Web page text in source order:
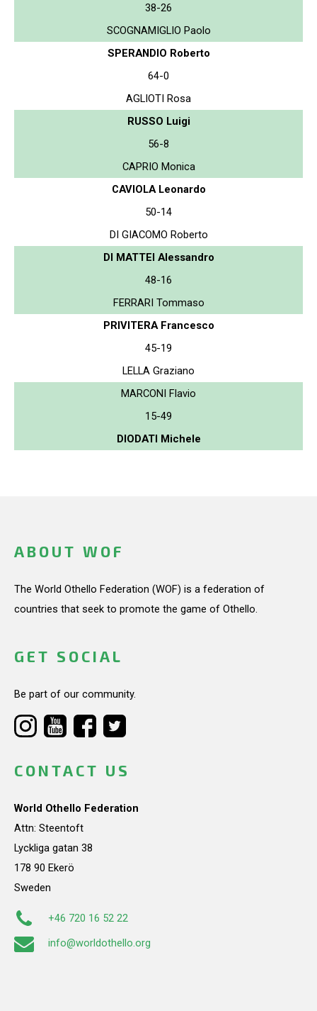
38-26
SCOGNAMIGLIO Paolo
SPERANDIO Roberto
64-0
AGLIOTI Rosa
RUSSO Luigi
56-8
CAPRIO Monica
CAVIOLA Leonardo
50-14
DI GIACOMO Roberto
DI MATTEI Alessandro
48-16
FERRARI Tommaso
PRIVITERA Francesco
45-19
LELLA Graziano
MARCONI Flavio
15-49
DIODATI Michele
ABOUT WOF
The World Othello Federation (WOF) is a federation of
countries that seek to promote the game of Othello.
GET SOCIAL
Be part of our community.
CONTACT US
World Othello Federation
Attn: Steentoft
Lyckliga gatan 38
178 90 Ekerö
Sweden
+46 720 16 52 22
info@worldothello.org